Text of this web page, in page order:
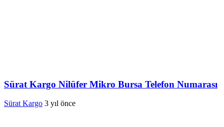
Sürat Kargo Nilüfer Mikro Bursa Telefon Numarası
Sürat Kargo 3 yıl önce